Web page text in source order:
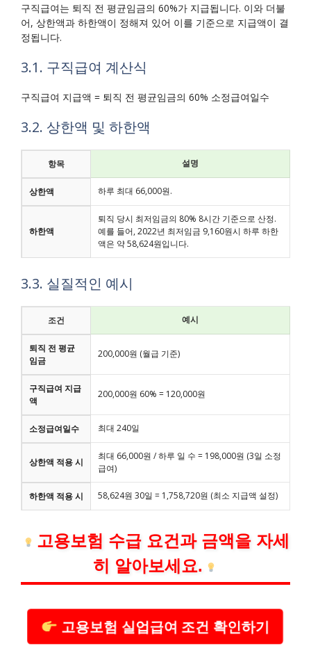
구직급여는 퇴직 전 평균임금의 60%가 지급됩니다. 이와 더불
어, 상한액과 하한액이 정해져 있어 이를 기준으로 지급액이 결
정됩니다.
3.1. 구직급여 계산식
구직급여 지급액 = 퇴직 전 평균임금의 60% 소정급여일수
3.2. 상한액 및 하한액
항목 설명
상한액 하루 최대 66,000원.
하한액
퇴직 당시 최저임금의 80% 8시간 기준으로 산정.
예를 들어, 2022년 최저임금 9,160원시 하루 하한
액은 약 58,624원입니다.
3.3. 실질적인 예시
조건 예시
퇴직 전 평균
임금
200,000원 (월급 기준)
구직급여 지급
액
200,000원 60% = 120,000원
소정급여일수 최대 240일
상한액 적용 시
최대 66,000원 / 하루 일 수 = 198,000원 (3일 소정
급여)
하한액 적용 시 58,624원 30일 = 1,758,720원 (최소 지급액 설정)
고용보험 수급 요건과 금액을 자세
히 알아보세요.
고용보험 실업급여 조건 확인하기